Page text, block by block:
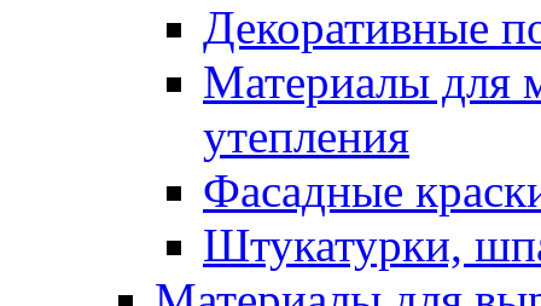
Декоративные
Материалы для
утепления
Фасадные
Штукатурки,